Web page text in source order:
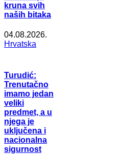
kruna svih
naših bitaka
04.08.2026.
Hrvatska
Turudić:
Trenutačno
imamo jedan
veliki
predmet, a u
njega je
uključena i
nacionalna
sigurnost